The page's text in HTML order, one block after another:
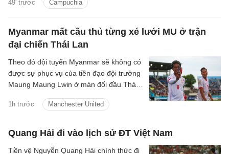
49' trước Campuchia
Myanmar mất cầu thủ từng xé lưới MU ở trận
đại chiến Thái Lan
1h trước Manchester United
Theo đó đội tuyển Myanmar sẽ không có
được sự phục vụ của tiền đạo đội trưởng
Maung Maung Lwin ở màn đối đầu Thái
Quang Hải đi vào lịch sử ĐT Việt Nam
Tiền vệ Nguyễn Quang Hải chính thức đi